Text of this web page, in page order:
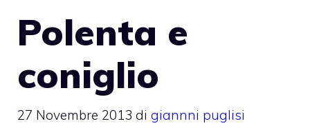
Polenta e
coniglio
27 Novembre 2013 di giannni puglisi